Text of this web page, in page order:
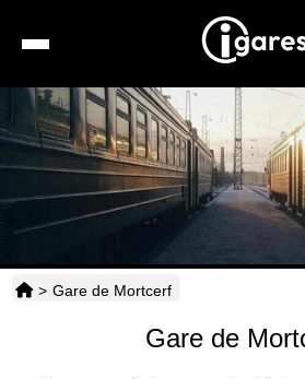
Hôtels
Taxis
> Gare de Mortcerf
Gare de